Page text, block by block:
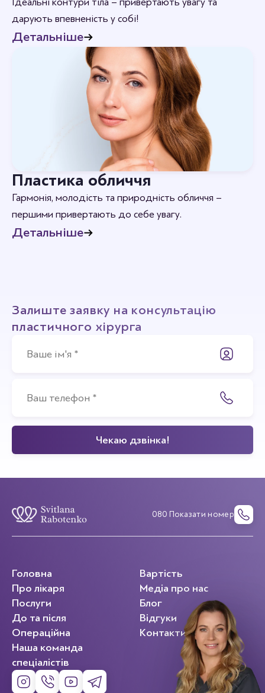
Ідеальні контури тіла – привертають увагу та
дарують впевненість у собі!
Детальніше
Пластика обличчя
Гармонія, молодість та природність обличчя –
першими привертають до себе увагу.
Детальніше
Залиште заявку на консультацію
пластичного хірурга
080 Показати номер
Головна
Про лікаря
Послуги
До та після
Операційна
Наша команда
спеціалістів
Вартість
Медіа про нас
Блог
Відгуки
Контакти